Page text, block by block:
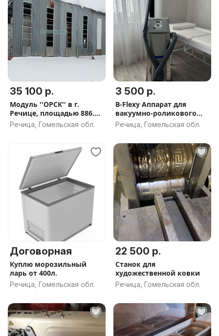
35 100 р.
Модуль ''ОРСК'' в г.
Речице, площадью 886.5
м²
Речица, Гомельская обл.
3 500 р.
B-Flexy Аппарат для
вакуумно-роликового
массажа
Речица, Гомельская обл.
Договорная
Куплю морозильный
ларь от 400л.
Речица, Гомельская обл.
22 500 р.
Станок для
художественной ковки
Речица, Гомельская обл.